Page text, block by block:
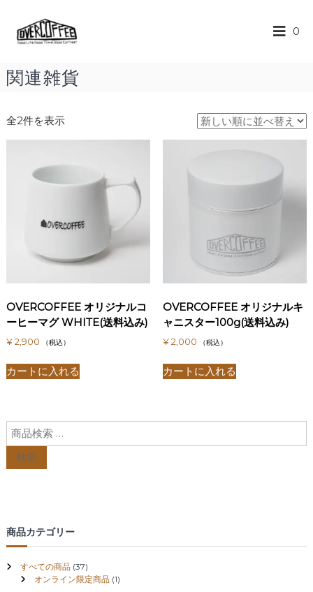
F
E
楽
ェ
0
関連雑貨
全2件を表示
OVERCOFFEE オリジナルコ
ーヒーマグ WHITE(送料込み)
¥2,900 （税込）
カートに入れる
OVERCOFFEE オリジナルキ
ャニスター100g(送料込み)
¥2,000 （税込）
カートに入れる
検索
商品カテゴリー
すべての商品 (37)
オンライン限定商品 (1)